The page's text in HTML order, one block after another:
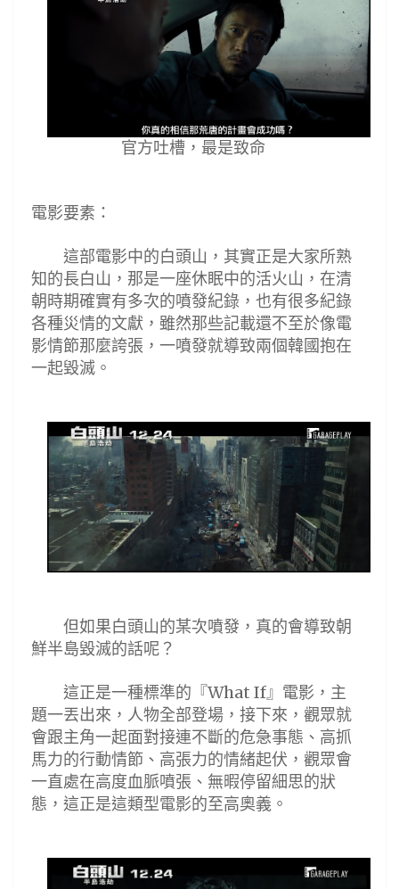
官方吐槽，最是致命
電影要素：
這部電影中的白頭山，其實正是大家所熟
知的長白山，那是一座休眠中的活火山，在清
朝時期確實有多次的噴發紀錄，也有很多紀錄
各種災情的文獻，雖然那些記載還不至於像電
影情節那麼誇張，一噴發就導致兩個韓國抱在
一起毀滅。
但如果白頭山的某次噴發，真的會導致朝
鮮半島毀滅的話呢 ？
這正是一種標準的 『What If』電影 ，主
題一丟出來，人物全部登場，接下來，觀眾就
會跟主角一起面對接連不斷的危急事態、高抓
馬力的行動情節、高張力的情緒起伏，觀眾會
一直處在高度血脈噴張 、 無暇停留細思的狀
態，這正是這類型電影的至高奧義。